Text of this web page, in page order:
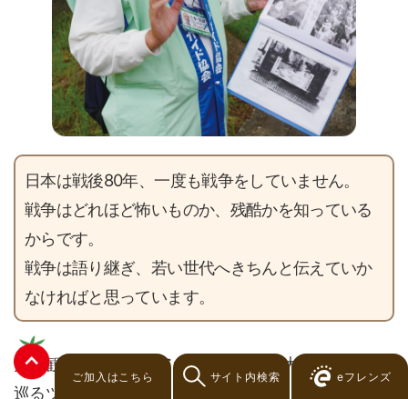
ご加入はこちら サイト内検索 eフレンズ
日本は戦後80年、一度も戦争をしていません。
戦争はどれほど怖いものか、残酷かを知っている
からです。
戦争は語り継ぎ、若い世代へきちんと伝えていか
なければと思っています。
大阪観光ボランティアガイド協会では大阪城の戦跡を
巡るツアーガイドをしています。